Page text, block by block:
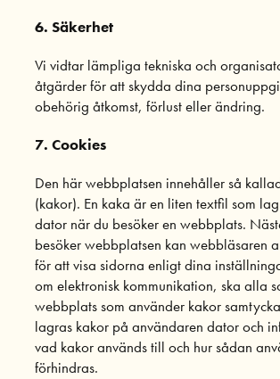
6. Säkerhet
Vi vidtar lämpliga tekniska och
åtgärder för att skydda dina
obehörig åtkomst, förlust eller ändring.
7. Cookies
Den här webbplatsen innehåller så
(kakor). En kaka är en liten textfil som
dator när du besöker en webbplats.
besöker webbplatsen kan webbläsaren
för att visa sidorna enligt dina
om elektronisk kommunikation, ska alla
webbplats som använder kakor
lagras kakor på användaren dator och
vad kakor används till och hur sådan
förhindras.